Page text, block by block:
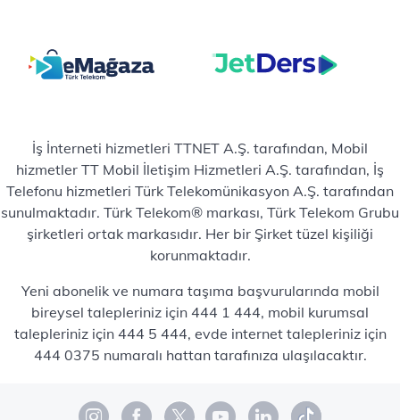
İş İnterneti hizmetleri TTNET A.Ş. tarafından, Mobil
hizmetler TT Mobil İletişim Hizmetleri A.Ş. tarafından, İş
Telefonu hizmetleri Türk Telekomünikasyon A.Ş. tarafından
sunulmaktadır. Türk Telekom® markası, Türk Telekom Grubu
şirketleri ortak markasıdır. Her bir Şirket tüzel kişiliği
korunmaktadır.
Yeni abonelik ve numara taşıma başvurularında mobil
bireysel talepleriniz için 444 1 444, mobil kurumsal
talepleriniz için 444 5 444, evde internet talepleriniz için
444 0375 numaralı hattan tarafınıza ulaşılacaktır.